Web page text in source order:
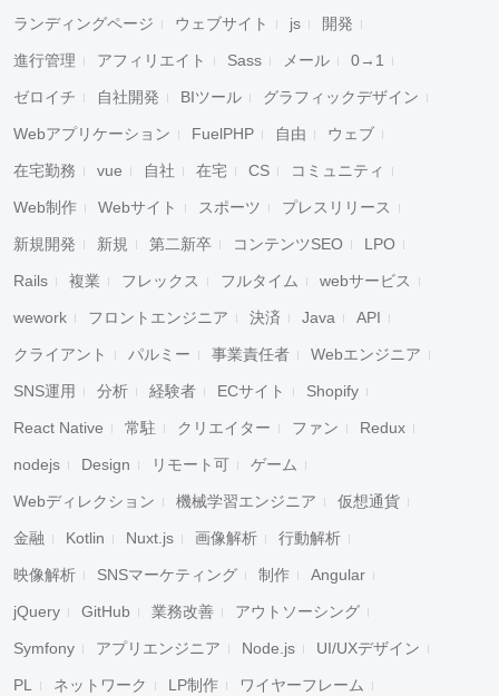
ランディングページ ウェブサイト js 開発
進行管理 アフィリエイト Sass メール 0→1
ゼロイチ 自社開発 BIツール グラフィックデザイン
Webアプリケーション FuelPHP 自由 ウェブ
在宅勤務 vue 自社 在宅 CS コミュニティ
Web制作 Webサイト スポーツ プレスリリース
新規開発 新規 第二新卒 コンテンツSEO LPO
Rails 複業 フレックス フルタイム webサービス
wework フロントエンジニア 決済 Java API
クライアント パルミー 事業責任者 Webエンジニア
SNS運用 分析 経験者 ECサイト Shopify
React Native 常駐 クリエイター ファン Redux
nodejs Design リモート可 ゲーム
Webディレクション 機械学習エンジニア 仮想通貨
金融 Kotlin Nuxt.js 画像解析 行動解析
映像解析 SNSマーケティング 制作 Angular
jQuery GitHub 業務改善 アウトソーシング
Symfony アプリエンジニア Node.js UI/UXデザイン
PL ネットワーク LP制作 ワイヤーフレーム